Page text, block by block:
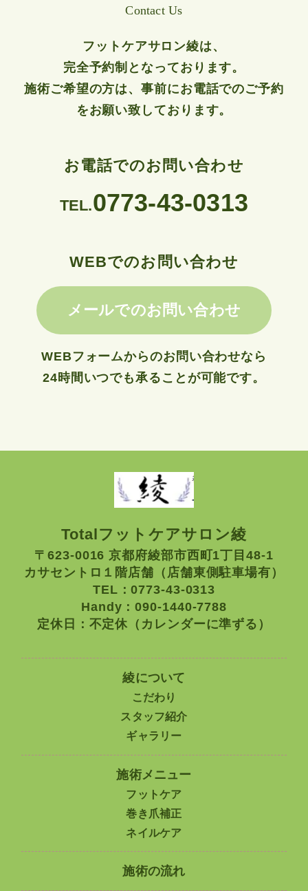
Contact Us
フットケアサロン綾は、
完全予約制となっております。
施術ご希望の方は、事前にお電話でのご予約
をお願い致しております。
お電話でのお問い合わせ
TEL.0773-43-0313
WEBでのお問い合わせ
メールでのお問い合わせ
WEBフォームからのお問い合わせなら
24時間いつでも承ることが可能です。
Totalフットケアサロン綾
〒623-0016 京都府綾部市西町1丁目48-1
カサセントロ１階店舗（店舗東側駐車場有）
TEL：0773-43-0313
Handy：090-1440-7788
定休日：不定休（カレンダーに準ずる）
綾について
こだわり
スタッフ紹介
ギャラリー
施術メニュー
フットケア
巻き爪補正
ネイルケア
施術の流れ